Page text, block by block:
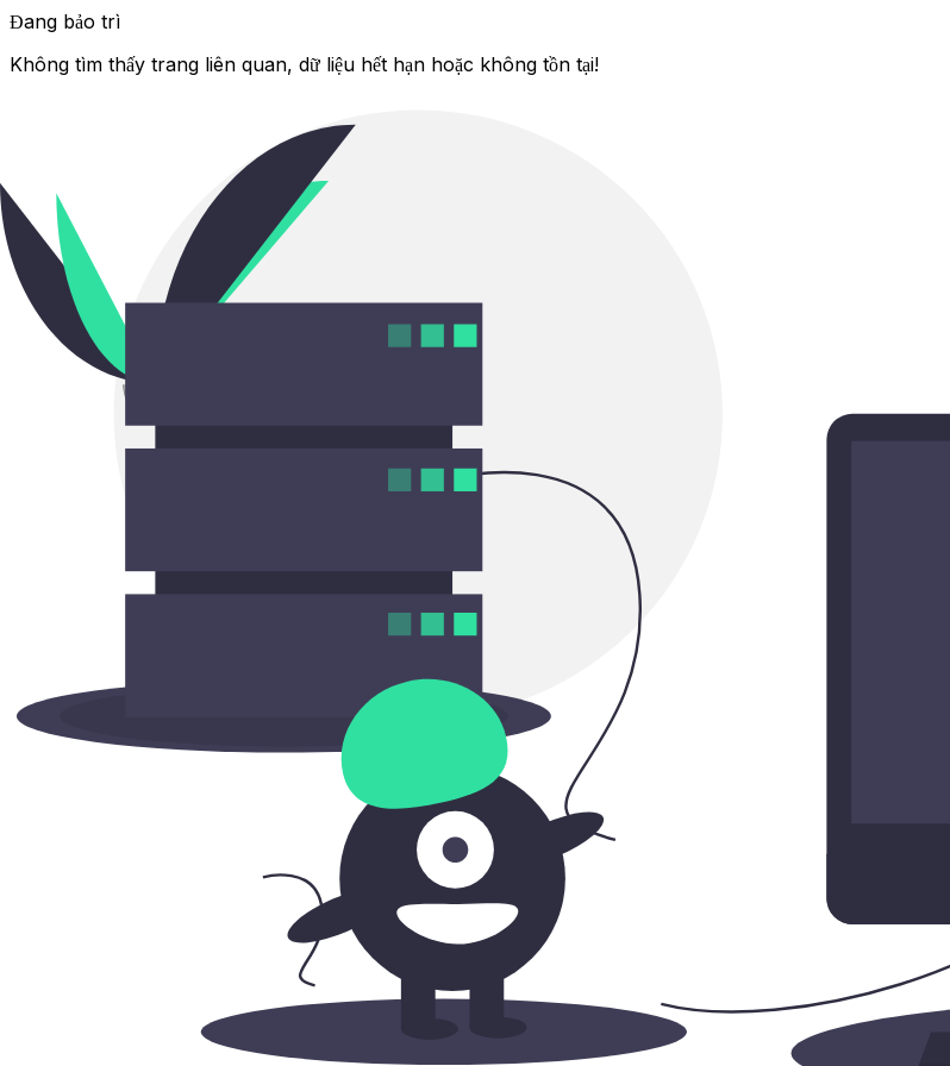
Đang bảo trì
Không tìm thấy trang liên quan, dữ liệu hết hạn hoặc không tồn tại!